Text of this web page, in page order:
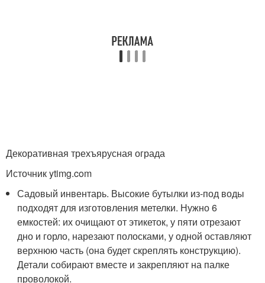
Декоративная трехъярусная ограда
Источник ytimg.com
Садовый инвентарь. Высокие бутылки из-под воды
подходят для изготовления метелки. Нужно 6
емкостей: их очищают от этикеток, у пяти отрезают
дно и горло, нарезают полосками, у одной оставляют
верхнюю часть (она будет скреплять конструкцию).
Детали собирают вместе и закрепляют на палке
проволокой.